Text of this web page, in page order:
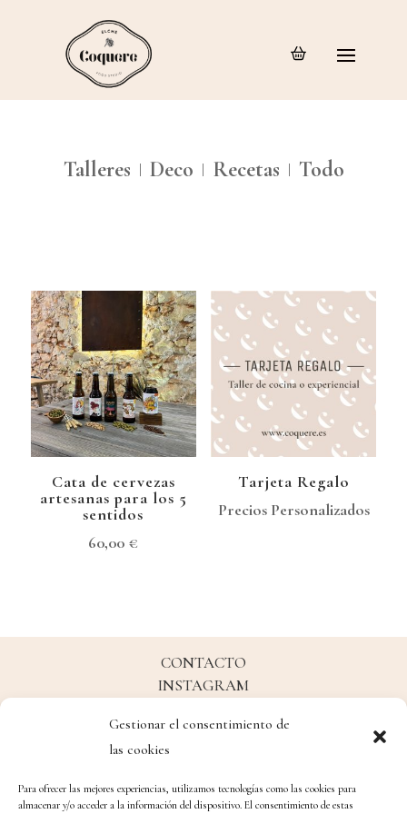
Gestionar el consentimiento de
las cookies
Para ofrecer las mejores experiencias, utilizamos tecnologías como las cookies para
almacenar y/o acceder a la información del dispositivo. El consentimiento de estas
Talleres Deco Recetas Todo
Cata de cervezas
artesanas para los 5
sentidos
60,00 €
Tarjeta Regalo
Precios Personalizados
CONTACTO
INSTAGRAM
COQUERE FOOD STUDIO
C/ Velarde 25 bajo 03203 Elche